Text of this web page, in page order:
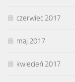
czerwiec 2017
maj 2017
kwiecień 2017